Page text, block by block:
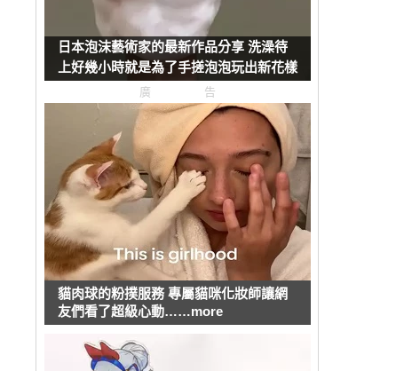
日本泡沫藝術家的最新作品分享 洗澡待
上好幾小時就是為了手搓泡泡玩出新花樣
廣告
貓肉球的粉撲服務 專屬貓咪化妝師讓網
友們看了超級心動……more